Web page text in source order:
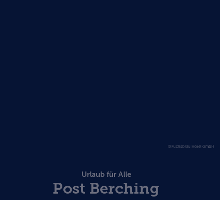
©Fuchsbräu Hotel GmbH
Urlaub für Alle
Post Berching